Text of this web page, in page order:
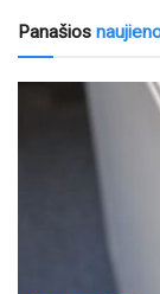
Panašios